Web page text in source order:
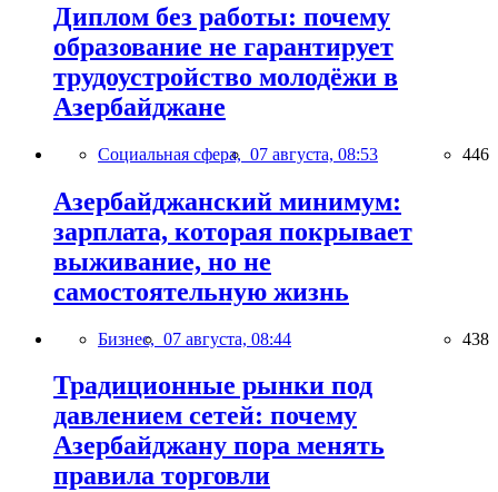
Диплом без работы: почему
образование не гарантирует
трудоустройство молодёжи в
Азербайджане
Социальная сфера, 07 августа, 08:53 446
Азербайджанский минимум:
зарплата, которая покрывает
выживание, но не
самостоятельную жизнь
Бизнес, 07 августа, 08:44 438
Традиционные рынки под
давлением сетей: почему
Азербайджану пора менять
правила торговли